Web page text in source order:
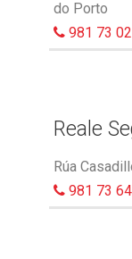
do Porto
981 73
Reale
Rúa
981 73